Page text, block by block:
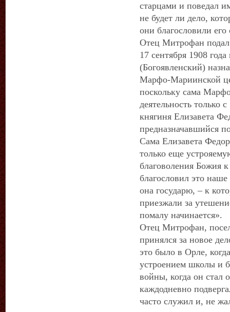
старцами и поведал
не будет ли дело,
они благословили его
Отец Митрофан
17 сентября 1908
(Богоявленский)
Марфо-Мариинской
поскольку сама
деятельность только
княгиня Елизавета
предназначавшийся
Сама Елизавета
только еще
благоволения Божия
благословил это
она государю, – к
приезжали за
помалу начинается».
Отец Митрофан,
принялся за новое
это было в Орле,
устроением школы и
войны, когда он стал
каждодневно
часто служил и, не